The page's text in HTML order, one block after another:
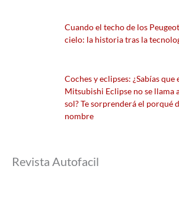
Cuando el techo de los
cielo: la historia tras la
Coches y eclipses: ¿Sabías que
Mitsubishi Eclipse no se llama
sol? Te sorprenderá el porqué
nombre
Revista Autofacil